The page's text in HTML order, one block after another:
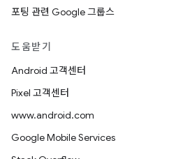
포팅 관련 Google 그룹스
도움받기
Android 고객센터
Pixel 고객센터
www.android.com
Google Mobile Services